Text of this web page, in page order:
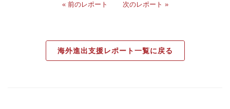
« 前のレポート 次のレポート »
海外進出支援レポート一覧に戻る